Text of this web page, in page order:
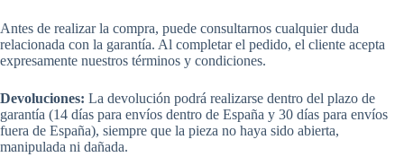
Antes de realizar la compra, puede consultarnos cualquier duda
relacionada con la garantía. Al completar el pedido, el cliente acepta
expresamente nuestros términos y condiciones.
Devoluciones: La devolución podrá realizarse dentro del plazo de
garantía (14 días para envíos dentro de España y 30 días para envíos
fuera de España), siempre que la pieza no haya sido abierta,
manipulada ni dañada.